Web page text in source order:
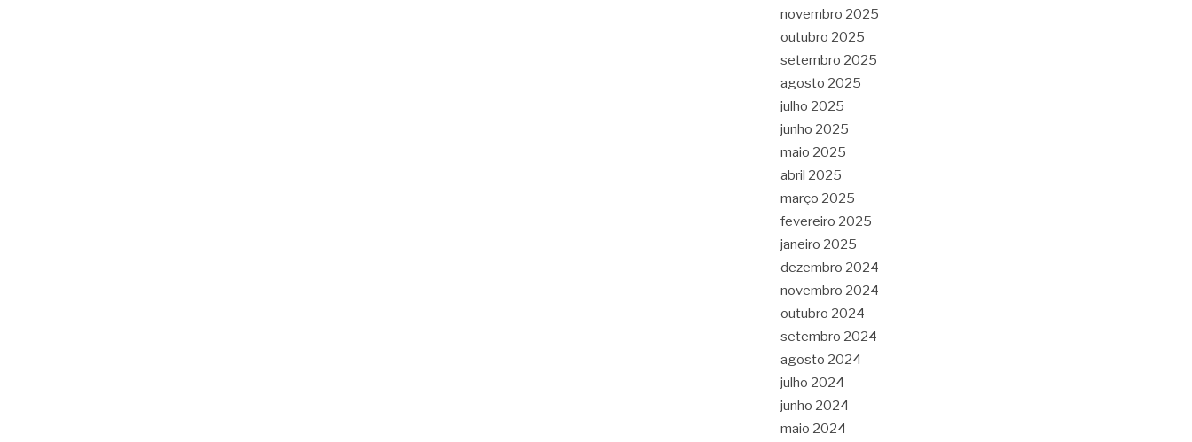
novembro 2025
outubro 2025
setembro 2025
agosto 2025
julho 2025
junho 2025
maio 2025
abril 2025
março 2025
fevereiro 2025
janeiro 2025
dezembro 2024
novembro 2024
outubro 2024
setembro 2024
agosto 2024
julho 2024
junho 2024
maio 2024